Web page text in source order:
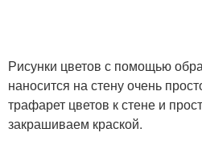
Рисунки цветов с помощью
наносится на стену очень
трафарет цветов к стене и
закрашиваем краской.